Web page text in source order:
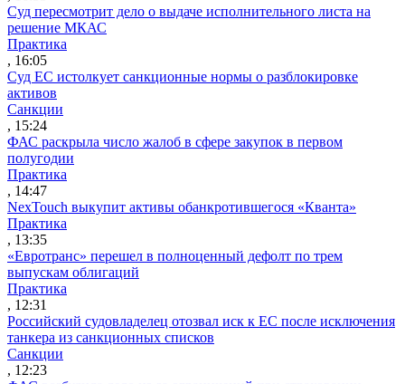
Суд пересмотрит дело о выдаче исполнительного листа на
решение МКАС
Практика
, 16:05
Суд ЕС истолкует санкционные нормы о разблокировке
активов
Санкции
, 15:24
ФАС раскрыла число жалоб в сфере закупок в первом
полугодии
Практика
, 14:47
NexTouch выкупит активы обанкротившегося «Кванта»
Практика
, 13:35
«Евротранс» перешел в полноценный дефолт по трем
выпускам облигаций
Практика
, 12:31
Российский судовладелец отозвал иск к ЕС после исключения
танкера из санкционных списков
Санкции
, 12:23